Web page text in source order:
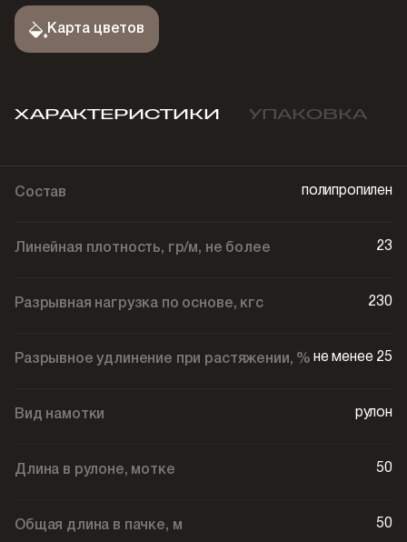
Карта цветов
ХАРАКТЕРИСТИКИ УПАКОВКА
Состав полипропилен
Линейная плотность, гр/м, не более 23
Разрывная нагрузка по основе, кгс 230
Разрывное удлинение при растяжении, % не менее 25
Вид намотки рулон
Длина в рулоне, мотке 50
Общая длина в пачке, м 50